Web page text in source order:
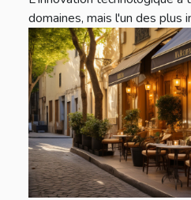
domaines, mais l'un des plus